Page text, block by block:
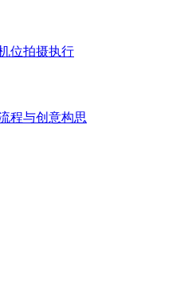
位拍摄执行
程与创意构思